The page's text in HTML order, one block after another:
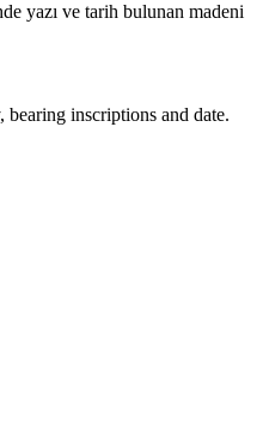
yazı ve tarih bulunan madeni
inscriptions and date.